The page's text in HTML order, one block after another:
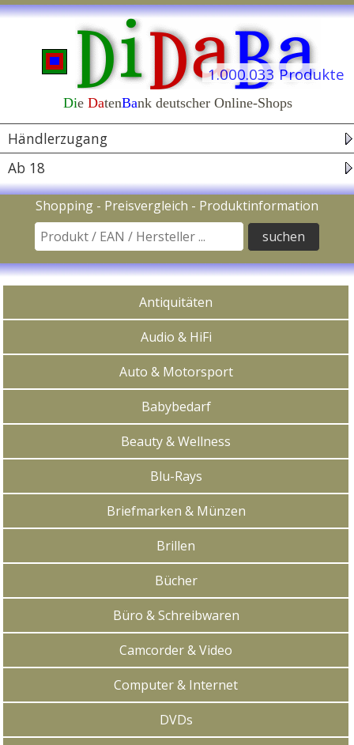
Die DatenBank deutscher Online-Shops
Navigation
Händlerzugang
Ab 18
1.000.033 Produkte
Suche nach Produkt / EAN Code / Hersteller
Shopping - Preisvergleich - Produktinformation
In Kategorien kaufen
Antiquitäten
Audio & HiFi
Auto & Motorsport
Babybedarf
Beauty & Wellness
Blu-Rays
Briefmarken & Münzen
Brillen
Bücher
Büro & Schreibwaren
Camcorder & Video
Computer & Internet
DVDs